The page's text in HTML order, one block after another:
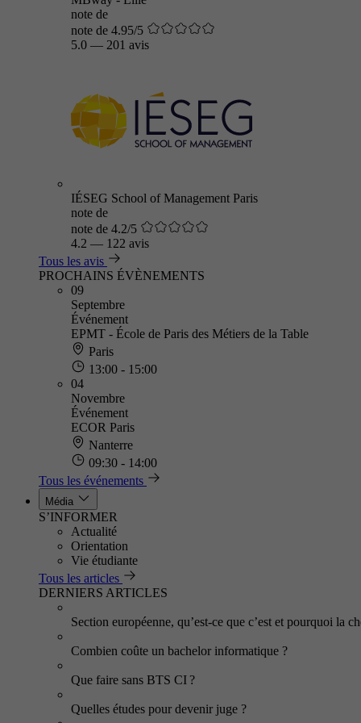
note de
note de 4.95/5
5.0 — 201 avis
IÉSEG School of Management Paris
note de
note de 4.2/5
4.2 — 122 avis
Tous les avis
PROCHAINS ÉVÈNEMENTS
09
Septembre
Événement
EPMT - École de Paris des Métiers de la Table
Paris
13:00 - 15:00
04
Novembre
Événement
ECOR Paris
Nanterre
09:30 - 14:00
Tous les événements
Média
S’INFORMER
Actualité
Orientation
Vie étudiante
Tous les articles
DERNIERS ARTICLES
Section européenne, qu’est-ce que c’est et pourquoi la
Combien coûte un bachelor informatique ?
Que faire sans BTS CI ?
Quelles études pour devenir juge ?